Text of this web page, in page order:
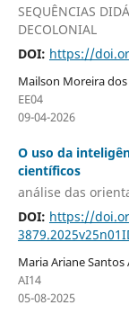
SEQUÊNCIAS
DECOLONIAL
DOI: https://
Mailson Moreira
EE04
09-04-2026
O uso da
científicos
análise das
DOI: https://
Maria Ariane Santos
AI14
05-08-2025